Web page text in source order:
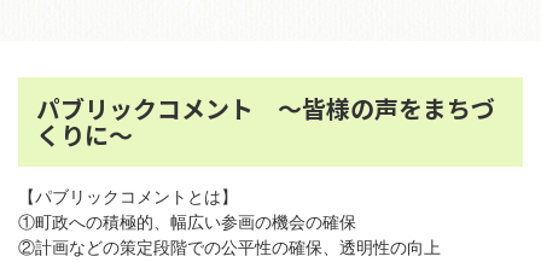
パブリックコメント ～皆様の声をまちづ
くりに～
【パブリックコメントとは】
①町政への積極的、幅広い参画の機会の確保
②計画などの策定段階での公平性の確保、透明性の向上